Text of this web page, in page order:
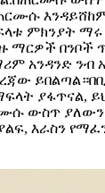
ምክንያት ማሩ
ማርዎች በንቦች
አንዳንድ ንብ
ያፋጥናል,
ውስጥ
እራስን